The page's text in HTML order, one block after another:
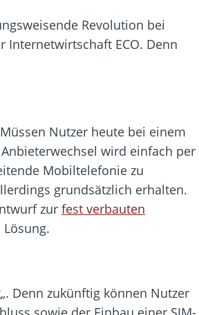
Revolution bei
Internetwirtschaft ECO. Denn
Nutzer heute bei einem
wird einfach per
Mobiltelefonie zu
grundsätzlich erhalten.
zur fest verbauten
„. Denn zukünftig können Nutzer